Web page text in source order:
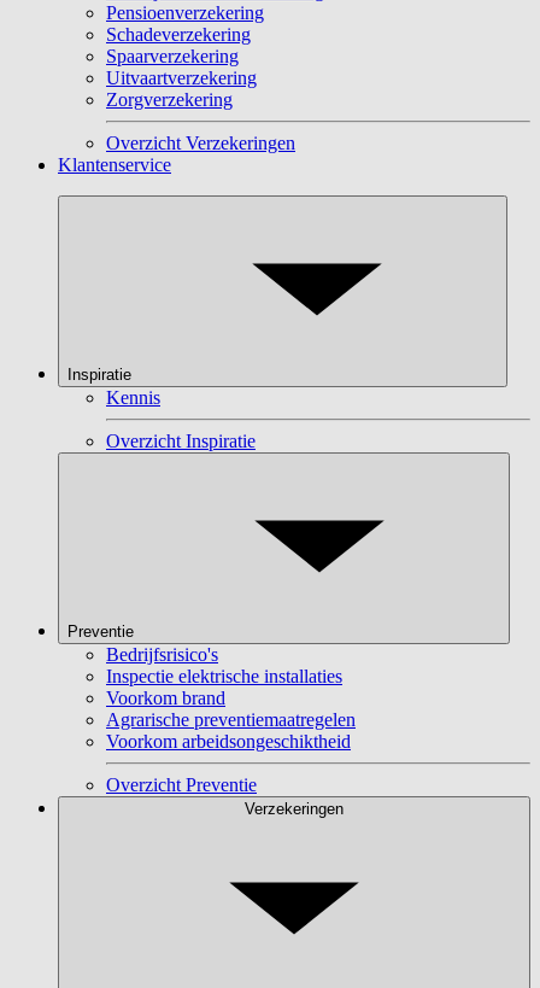
Pensioenverzekering
Schadeverzekering
Spaarverzekering
Uitvaartverzekering
Zorgverzekering
Overzicht Verzekeringen
Klantenservice
Inspiratie
Kennis
Overzicht Inspiratie
Preventie
Bedrijfsrisico's
Inspectie elektrische installaties
Voorkom brand
Agrarische preventiemaatregelen
Voorkom arbeidsongeschiktheid
Overzicht Preventie
Verzekeringen